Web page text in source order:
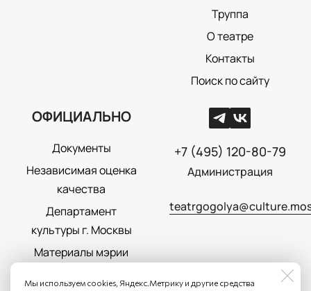
Труппа
О театре
Контакты
Поиск по сайту
ОФИЦИАЛЬНО
Документы
Независимая оценка
качества
Департамент
культуры г. Москвы
Материалы мэрии
+7 (495) 120-80-79
Администрация
Мы используем cookies, Яндекс.Метрику и другие средства